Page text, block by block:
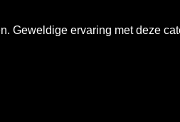
Geweldige ervaring met deze